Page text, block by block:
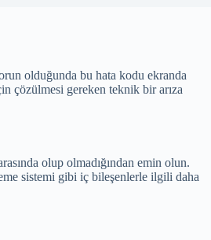
olduğunda bu hata kodu ekranda
çözülmesi gereken teknik bir arıza
olup olmadığından emin olun.
sistemi gibi iç bileşenlerle ilgili daha